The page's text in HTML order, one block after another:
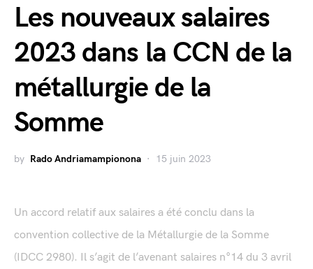
Les nouveaux salaires
2023 dans la CCN de la
métallurgie de la
Somme
by Rado Andriamampionona 15 juin 2023
Un accord relatif aux salaires a été conclu dans la
convention collective de la Métallurgie de la Somme
(IDCC 2980). Il s’agit de l’avenant salaires n°14 du 3 avril